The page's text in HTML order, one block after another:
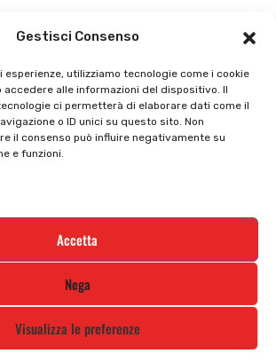
Gestisci Consenso
esperienze, utilizziamo tecnologie come i cookie
accedere alle informazioni del dispositivo. Il
ci permetterà di elaborare dati come il
o ID unici su questo sito. Non
il consenso può influire negativamente su
e funzioni.
Accetta
Nega
Visualizza le preferenze
Tutti prodotti
Termini e condizioni
newsletter e rimani